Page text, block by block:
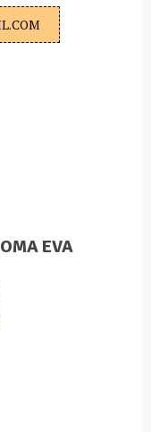
EVA